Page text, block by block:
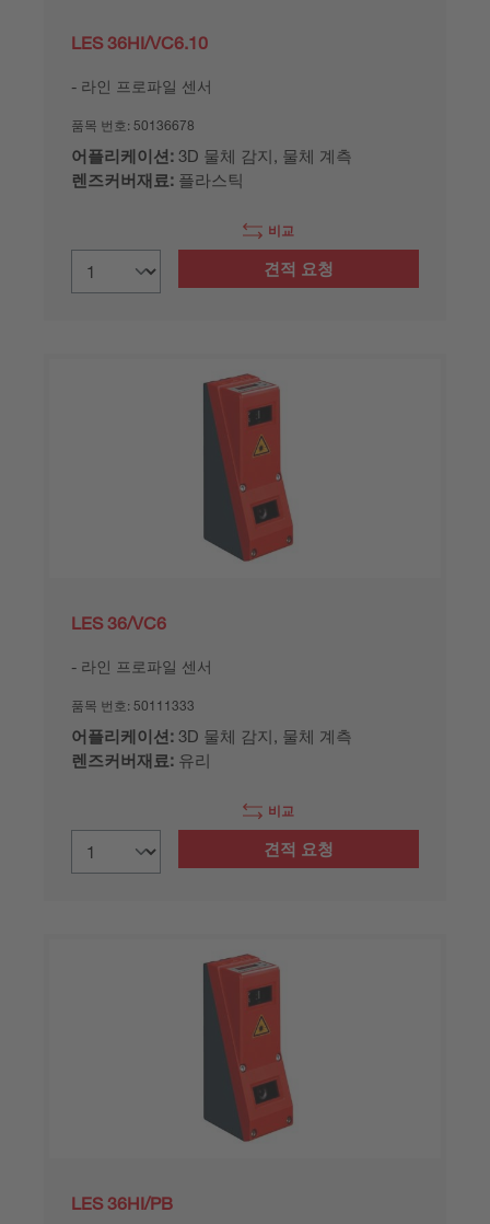
LES 36HI/VC6.10
라인 프로파일 센서
품목 번호: 50136678
어플리케이션: 3D 물체 감지, 물체 계측
렌즈커버재료: 플라스틱
비교
견적 요청
LES 36/VC6
라인 프로파일 센서
품목 번호: 50111333
어플리케이션: 3D 물체 감지, 물체 계측
렌즈커버재료: 유리
비교
견적 요청
LES 36HI/PB